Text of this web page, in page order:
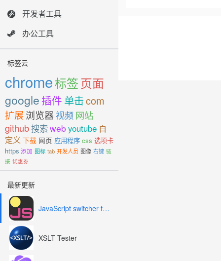
开发者工具
办公工具
标签云
chrome标签页面
google 插件 单击com
扩展浏览器 视频网站
github搜索web youtube 自
定义 下载 网页 应用程序 css 选项卡
https 添加 图标 tab 开发人员 图像 右键 链
接 优惠券
最新更新
JavaScript switcher for SEO and development
XSLT Tester